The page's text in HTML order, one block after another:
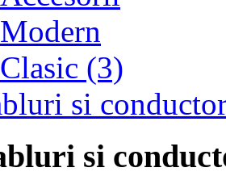
Modern
Clasic (3)
si
si